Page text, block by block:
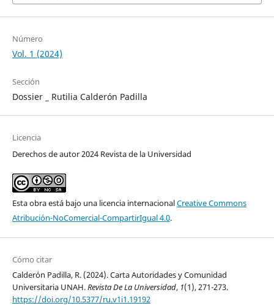
Número
Vol. 1 (2024)
Sección
Dossier _ Rutilia Calderón Padilla
Licencia
Derechos de autor 2024 Revista de la Universidad
Esta obra está bajo una licencia internacionalCreative Commons
Atribución-NoComercial-CompartirIgual 4.0.
Cómo citar
Calderón Padilla, R. (2024). Carta Autoridades y Comunidad
Universitaria UNAH.Revista De La Universidad, 1(1), 271-273.
https://doi.org/10.5377/ru.v1i1.19192